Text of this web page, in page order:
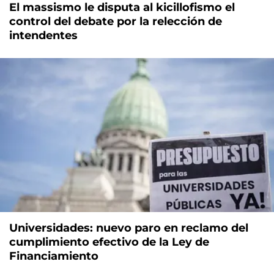
El massismo le disputa al kicillofismo el
control del debate por la relección de
intendentes
Universidades: nuevo paro en reclamo del
cumplimiento efectivo de la Ley de
Financiamiento